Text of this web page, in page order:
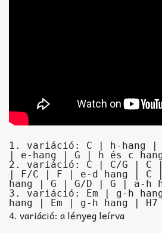
1. variáció: C | h-hang |
| e-hang | G | h és c
2. variáció: C | C/G | C
| F/C | F | e-d hang | C
hang | G | G/D | G | a-h
3. variáció: Em | g-h
hang | Em | g-h hang |
4. variáció: a lényeg leírva